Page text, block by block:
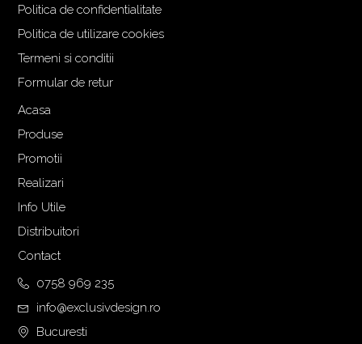
Politica de confidentialitate
Politica de utilizare cookies
Termeni si conditii
Formular de retur
Acasa
Produse
Promotii
Realizari
Info Utile
Distribuitori
Contact
0758 969 235
info@exclusivdesign.ro
Bucuresti